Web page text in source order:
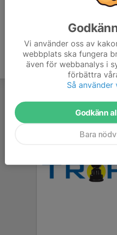
Vi använder oss av
webbplats ska fungera
även för webbanalys i
förbättra
Så använder
Godkänn
Bara